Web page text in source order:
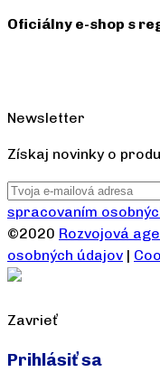
Oficiálny e-shop s
Newsletter
Získaj novinky o
spracovaním
©2020 Rozvojová
osobných údajov |
Zavrieť
Prihlásiť sa